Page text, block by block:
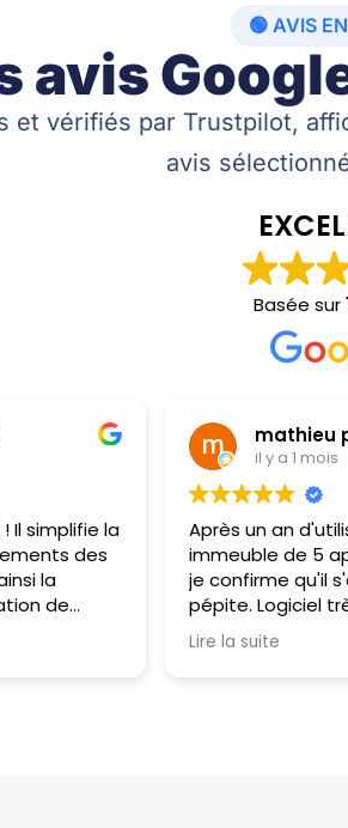
🟢 AVIS
avis
et vérifiés par Trustpilot,
avis
Basée sur
Il simplifie la
des
la
de
les
bien
mathieu
il y a 1 mois
Après un an
immeuble de 5
je confirme qu'il
pépite. Logiciel
d'utilisation et
note également
Lire la suite